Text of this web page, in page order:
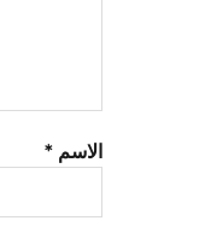
الاسم *